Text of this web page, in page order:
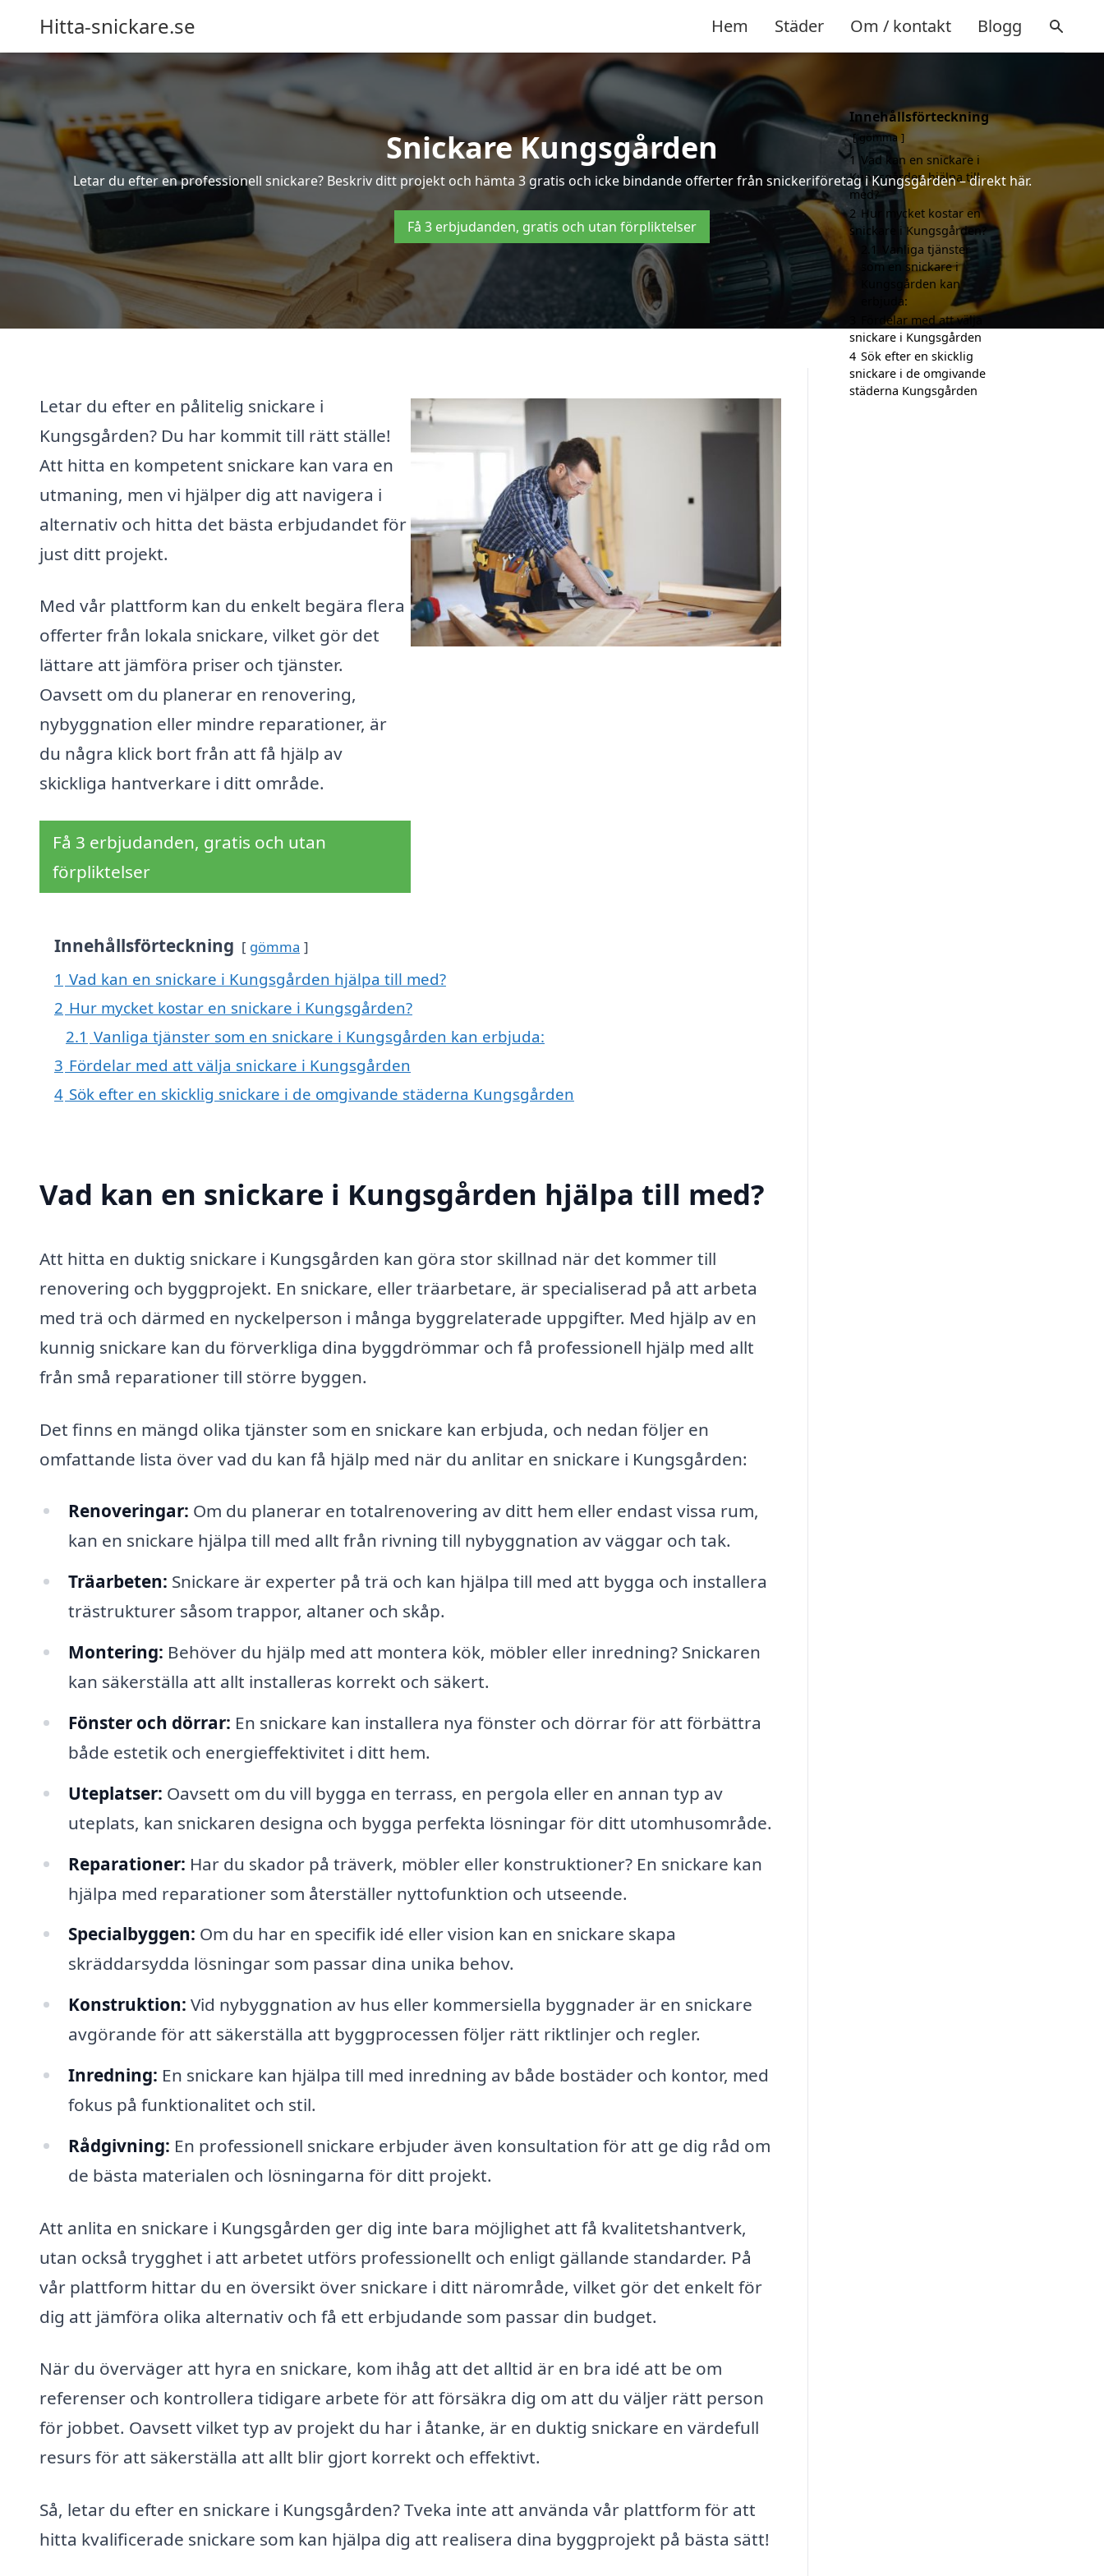
Hitta-snickare.se Hem Städer Om / kontakt Blogg
Snickare Kungsgården
Letar du efter en professionell snickare? Beskriv ditt projekt och hämta 3 gratis och icke bindande offerter från snickeriföretag i Kungsgården – direkt här.
Få 3 erbjudanden, gratis och utan förpliktelser
Letar du efter en pålitelig snickare i
Kungsgården? Du har kommit till rätt ställe!
Att hitta en kompetent snickare kan vara en
utmaning, men vi hjälper dig att navigera i
alternativ och hitta det bästa erbjudandet för
just ditt projekt.
Med vår plattform kan du enkelt begära flera
offerter från lokala snickare, vilket gör det
lättare att jämföra priser och tjänster.
Oavsett om du planerar en renovering,
nybyggnation eller mindre reparationer, är
du några klick bort från att få hjälp av
skickliga hantverkare i ditt område.
Få 3 erbjudanden, gratis och utan
förpliktelser
Innehållsförteckning gömma
1 Vad kan en snickare i Kungsgården hjälpa till med?
2 Hur mycket kostar en snickare i Kungsgården?
2.1 Vanliga tjänster som en snickare i Kungsgården kan erbjuda:
3 Fördelar med att välja snickare i Kungsgården
4 Sök efter en skicklig snickare i de omgivande städerna Kungsgården
Vad kan en snickare i Kungsgården hjälpa till med?
Att hitta en duktig snickare i Kungsgården kan göra stor skillnad när det kommer till
renovering och byggprojekt. En snickare, eller träarbetare, är specialiserad på att arbeta
med trä och därmed en nyckelperson i många byggrelaterade uppgifter. Med hjälp av en
kunnig snickare kan du förverkliga dina byggdrömmar och få professionell hjälp med allt
från små reparationer till större byggen.
Det finns en mängd olika tjänster som en snickare kan erbjuda, och nedan följer en
omfattande lista över vad du kan få hjälp med när du anlitar en snickare i Kungsgården:
Renoveringar: Om du planerar en totalrenovering av ditt hem eller endast vissa rum,
kan en snickare hjälpa till med allt från rivning till nybyggnation av väggar och tak.
Träarbeten: Snickare är experter på trä och kan hjälpa till med att bygga och installera
trästrukturer såsom trappor, altaner och skåp.
Montering: Behöver du hjälp med att montera kök, möbler eller inredning? Snickaren
kan säkerställa att allt installeras korrekt och säkert.
Fönster och dörrar: En snickare kan installera nya fönster och dörrar för att förbättra
både estetik och energieffektivitet i ditt hem.
Uteplatser: Oavsett om du vill bygga en terrass, en pergola eller en annan typ av
uteplats, kan snickaren designa och bygga perfekta lösningar för ditt utomhusområde.
Reparationer: Har du skador på träverk, möbler eller konstruktioner? En snickare kan
hjälpa med reparationer som återställer nyttofunktion och utseende.
Specialbyggen: Om du har en specifik idé eller vision kan en snickare skapa
skräddarsydda lösningar som passar dina unika behov.
Konstruktion: Vid nybyggnation av hus eller kommersiella byggnader är en snickare
avgörande för att säkerställa att byggprocessen följer rätt riktlinjer och regler.
Inredning: En snickare kan hjälpa till med inredning av både bostäder och kontor, med
fokus på funktionalitet och stil.
Rådgivning: En professionell snickare erbjuder även konsultation för att ge dig råd om
de bästa materialen och lösningarna för ditt projekt.
Att anlita en snickare i Kungsgården ger dig inte bara möjlighet att få kvalitetshantverk,
utan också trygghet i att arbetet utförs professionellt och enligt gällande standarder. På
vår plattform hittar du en översikt över snickare i ditt närområde, vilket gör det enkelt för
dig att jämföra olika alternativ och få ett erbjudande som passar din budget.
När du överväger att hyra en snickare, kom ihåg att det alltid är en bra idé att be om
referenser och kontrollera tidigare arbete för att försäkra dig om att du väljer rätt person
för jobbet. Oavsett vilket typ av projekt du har i åtanke, är en duktig snickare en värdefull
resurs för att säkerställa att allt blir gjort korrekt och effektivt.
Så, letar du efter en snickare i Kungsgården? Tveka inte att använda vår plattform för att
hitta kvalificerade snickare som kan hjälpa dig att realisera dina byggprojekt på bästa sätt!
Innehållsförteckning
gömma
1 Vad kan en snickare i
Kungsgården hjälpa till
med?
2 Hur mycket kostar en
snickare i Kungsgården?
2.1
Vanliga tjänster
som en snickare i
Kungsgården kan
erbjuda:
Fördelar med att välja
snickare i Kungsgården
4 Sök efter en skicklig
snickare i de omgivande
städerna Kungsgården